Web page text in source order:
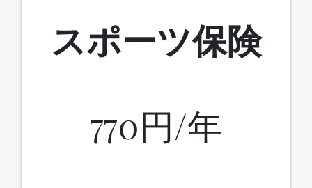
スポーツ保険
770円/年